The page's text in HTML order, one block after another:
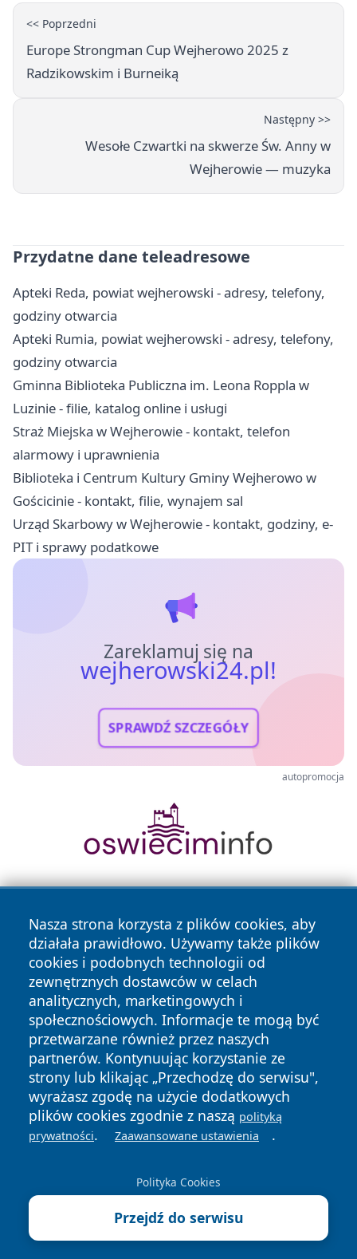
<< Poprzedni
Europe Strongman Cup Wejherowo 2025 z
Radzikowskim i Burneiką
Następny >>
Wesołe Czwartki na skwerze Św. Anny w
Wejherowie — muzyka
Przydatne dane teleadresowe
Apteki Reda, powiat wejherowski - adresy, telefony,
godziny otwarcia
Apteki Rumia, powiat wejherowski - adresy, telefony,
godziny otwarcia
Gminna Biblioteka Publiczna im. Leona Roppla w
Luzinie - filie, katalog online i usługi
Straż Miejska w Wejherowie - kontakt, telefon
alarmowy i uprawnienia
Biblioteka i Centrum Kultury Gminy Wejherowo w
Gościcinie - kontakt, filie, wynajem sal
Urząd Skarbowy w Wejherowie - kontakt, godziny, e-
PIT i sprawy podatkowe
Zareklamuj się na
wejherowski24.pl!
SPRAWDŹ SZCZEGÓŁY
autopromocja
Nasza strona korzysta z plików cookies, aby
działała prawidłowo. Używamy także plików
cookies i podobnych technologii od
zewnętrznych dostawców w celach
analitycznych, marketingowych i
społecznościowych. Informacje te mogą być
przetwarzane również przez naszych
partnerów. Kontynuując korzystanie ze
strony lub klikając „Przechodzę do serwisu",
wyrażasz zgodę na użycie dodatkowych
plików cookies zgodnie z naszą polityką
prywatności. Zaawansowane ustawienia .
Polityka Cookies
Przejdź do serwisu
Copyright © 2026 wejherowski24.pl Wszystkie prawa
zastrzeżone.
News Autorzy
Polityka
Prywatności
Polityka
Cookies